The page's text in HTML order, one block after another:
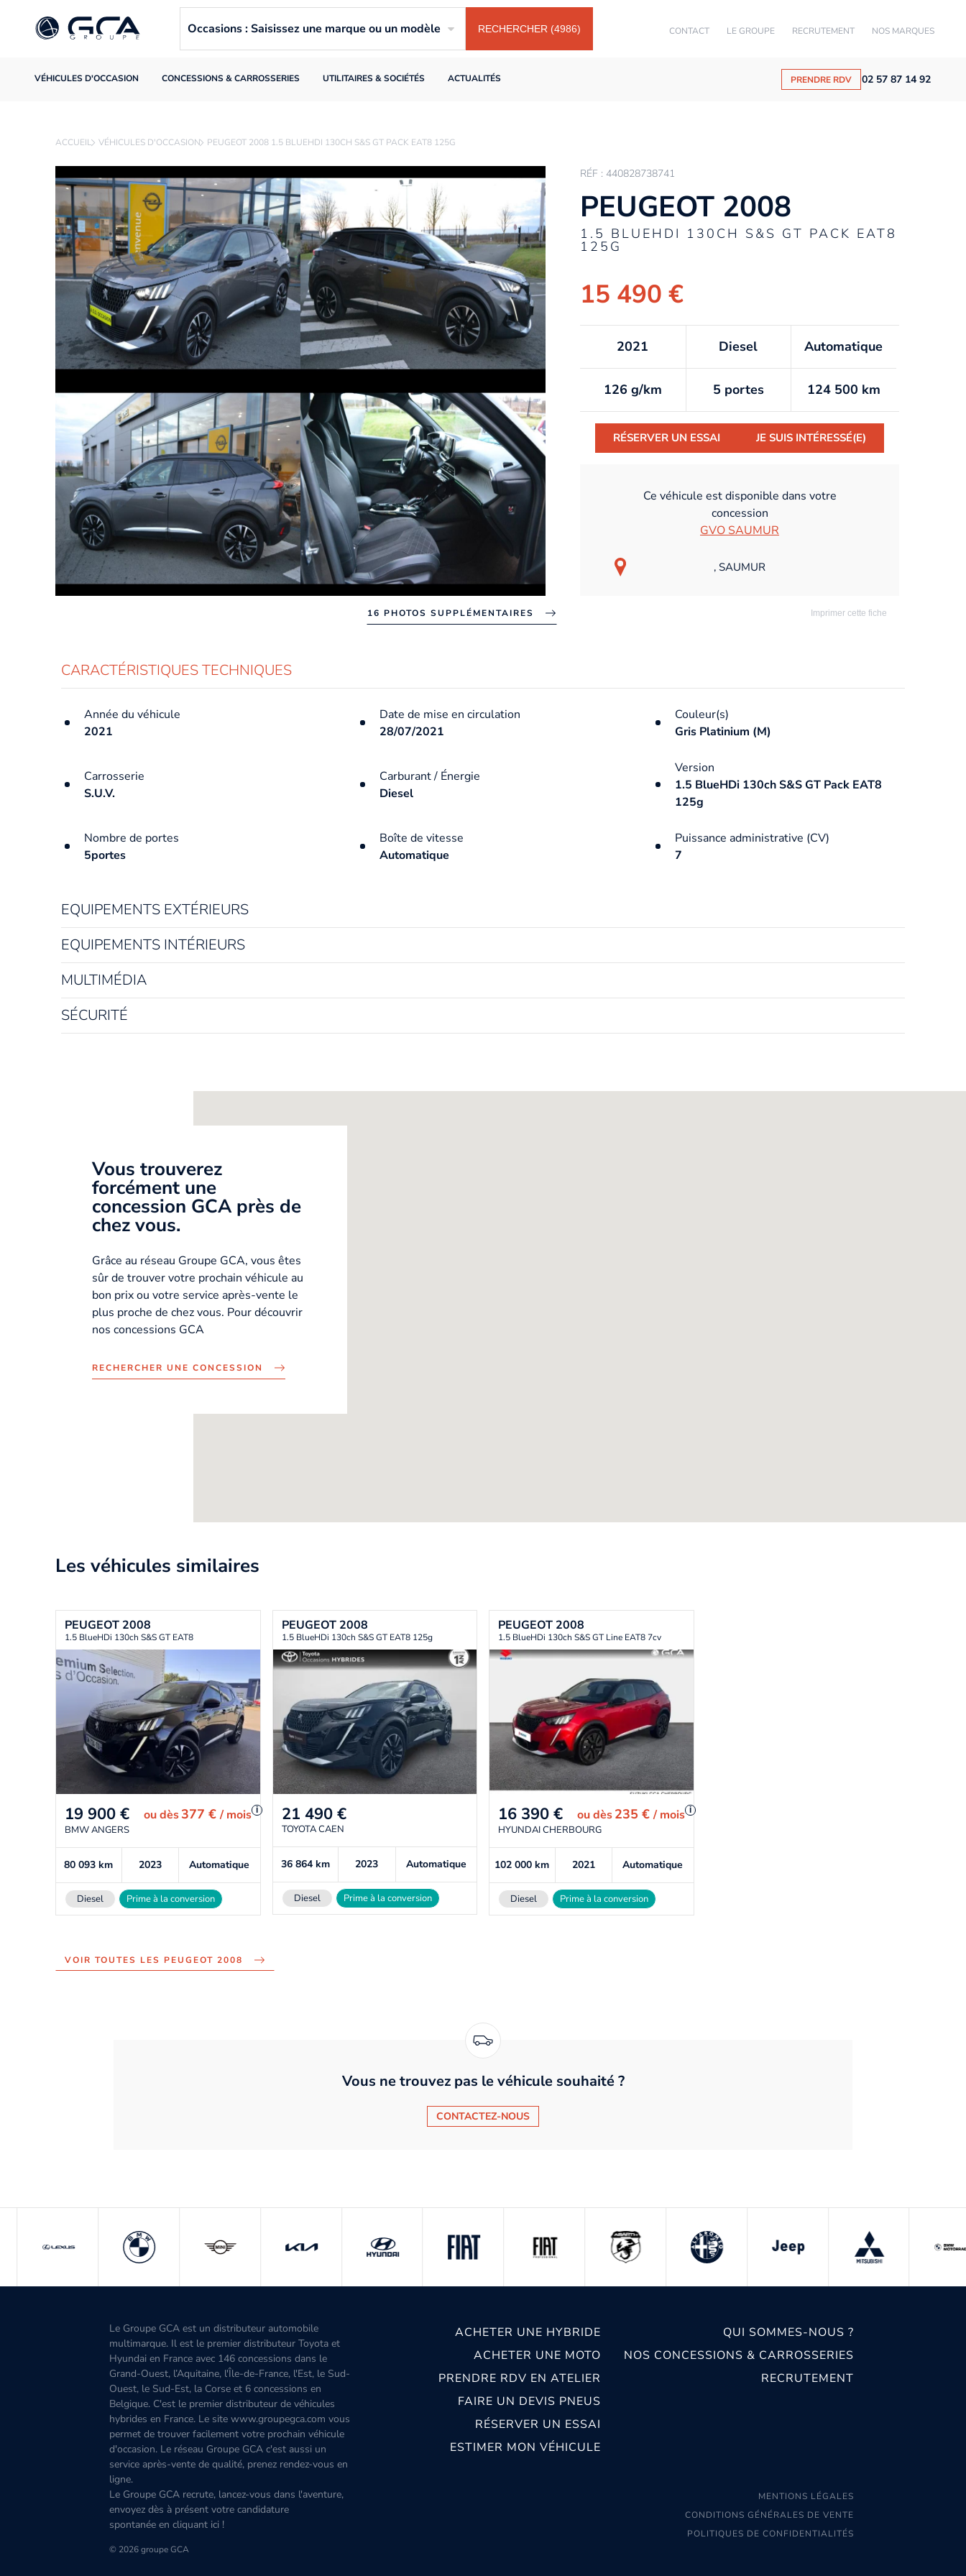
CONTACT LE GROUPE RECRUTEMENT NOS MARQUES
VÉHICULES D'OCCASION CONCESSIONS & CARROSSERIES UTILITAIRES & SOCIÉTÉS ACTUALITÉS PRENDRE RDV 02 57 87 14 92
Occasions : Saisissez une marque ou un modèle RECHERCHER (4986)
ACCUEIL VÉHICULES D'OCCASION PEUGEOT 2008 1.5 BLUEHDI 130CH S&S GT PACK EAT8 125G
16 PHOTOS SUPPLÉMENTAIRES
RÉF : 440828738741
PEUGEOT 2008
1.5 BLUEHDI 130CH S&S GT PACK EAT8
125G
15 490 €
2021 Diesel Automatique
126 g/km 5 portes 124 500 km
RÉSERVER UN ESSAI JE SUIS INTÉRESSÉ(E)
Ce véhicule est disponible dans votre
concession
GVO SAUMUR
, SAUMUR
Imprimer cette fiche
CARACTÉRISTIQUES TECHNIQUES
Année du véhicule
2021
Date de mise en circulation
28/07/2021
Couleur(s)
Gris Platinium (M)
Carrosserie
S.U.V.
Carburant / Énergie
Diesel
Version
1.5 BlueHDi 130ch S&S GT Pack EAT8
125g
Nombre de portes
5portes
Boîte de vitesse
Automatique
Puissance administrative (CV)
7
EQUIPEMENTS EXTÉRIEURS
EQUIPEMENTS INTÉRIEURS
MULTIMÉDIA
SÉCURITÉ
Vous trouverez
forcément une
concession GCA près de
chez vous.
Grâce au réseau Groupe GCA, vous êtes
sûr de trouver votre prochain véhicule au
bon prix ou votre service après-vente le
plus proche de chez vous. Pour découvrir
nos concessions GCA
RECHERCHER UNE CONCESSION
Les véhicules similaires
PEUGEOT 2008
1.5 BlueHDi 130ch S&S GT EAT8
19 900 € oudès377 € / mois i
BMW ANGERS
80 093km 2023 Automatique
Diesel Prime à la conversion
PEUGEOT 2008
1.5 BlueHDi 130ch S&S GT EAT8 125g
21 490 €
TOYOTA CAEN
36 864 km 2023 Automatique
Diesel Prime à la conversion
PEUGEOT 2008
1.5 BlueHDi 130ch S&S GT Line EAT8 7cv
16 390 € oudès 235 € / mois i
HYUNDAI CHERBOURG
102 000km 2021 Automatique
Diesel Prime à la conversion
VOIR TOUTES LES PEUGEOT 2008
Vous ne trouvez pas le véhicule souhaité ?
CONTACTEZ-NOUS
Le Groupe GCA est un distributeur automobile
multimarque. Il est le premier distributeur Toyota et
Hyundai en France avec 146 concessions dans le
Grand-Ouest, l’Aquitaine, l'Île-de-France, l'Est, le Sud-
Ouest, le Sud-Est, la Corse et 6 concessions en
Belgique. C'est le premier distributeur de véhicules
hybrides en France. Le site www.groupegca.com vous
permet de trouver facilement votre prochain véhicule
d'occasion. Le réseau Groupe GCA c'est aussi un
service après-vente de qualité, prenez rendez-vous en
ligne.
Le Groupe GCA recrute, lancez-vous dans l'aventure,
envoyez dès à présent votre candidature
spontanée en cliquant ici!
ACHETER UNE HYBRIDE
ACHETER UNE MOTO
PRENDRE RDV EN ATELIER
FAIRE UN DEVIS PNEUS
RÉSERVER UN ESSAI
ESTIMER MON VÉHICULE
QUI SOMMES-NOUS ?
NOS CONCESSIONS & CARROSSERIES
RECRUTEMENT
MENTIONS LÉGALES
CONDITIONS GÉNÉRALES DE VENTE
POLITIQUES DE CONFIDENTIALITÉS
© 2026 groupe GCA